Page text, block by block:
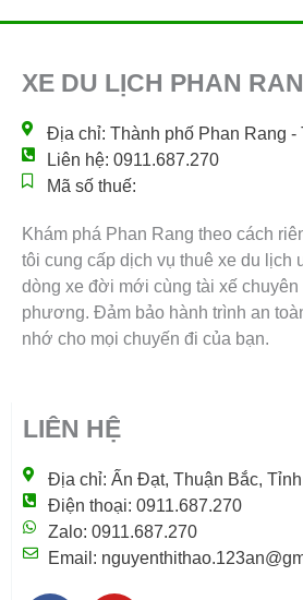
XE DU LỊCH PHAN
Địa chỉ: Thành phố Phan Rang -
Liên hệ: 0911.687.270
Mã số thuế:
Khám phá Phan Rang theo cách
tôi cung cấp dịch vụ thuê xe du lịch
dòng xe đời mới cùng tài xế
phương. Đảm bảo hành trình an
nhớ cho mọi chuyến đi của bạn.
LIÊN HỆ
Địa chỉ: Ấn Đạt, Thuận Bắc,
Điện thoại: 0911.687.270
Zalo: 0911.687.270
Email: